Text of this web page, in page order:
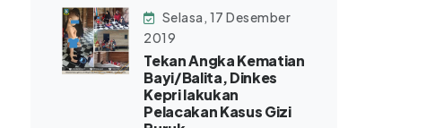
Selasa, 17 Desember
2019
Tekan Angka Kematian
Bayi/Balita, Dinkes
Kepri lakukan
Pelacakan Kasus Gizi